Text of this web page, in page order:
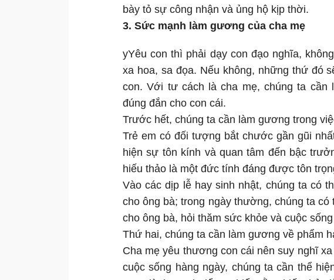
bày tỏ sự công nhận và ủng hộ kịp thời.
3. Sức mạnh làm gương của cha mẹ
yYêu con thì phải dạy con đạo nghĩa,
xa hoa, sa đọa. Nếu không, những thứ đó
con. Với tư cách là cha mẹ, chúng ta cần
đúng đắn cho con cái.
Trước hết, chúng ta cần làm gương trong
Trẻ em có đối tượng bắt chước gần gũi
hiện sự tôn kính và quan tâm đến bậc
hiếu thảo là một đức tính đáng được tôn
Vào các dịp lễ hay sinh nhật, chúng ta có
cho ông bà; trong ngày thường, chúng ta
cho ông bà, hỏi thăm sức khỏe và cuộc
Thứ hai, chúng ta cần làm gương về phẩm
Cha mẹ yêu thương con cái nên suy nghĩ
cuộc sống hàng ngày, chúng ta cần thể